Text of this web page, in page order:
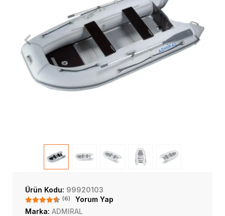
Ürün Kodu: 99920103
(6)
Yorum Yap
Marka: ADMIRAL